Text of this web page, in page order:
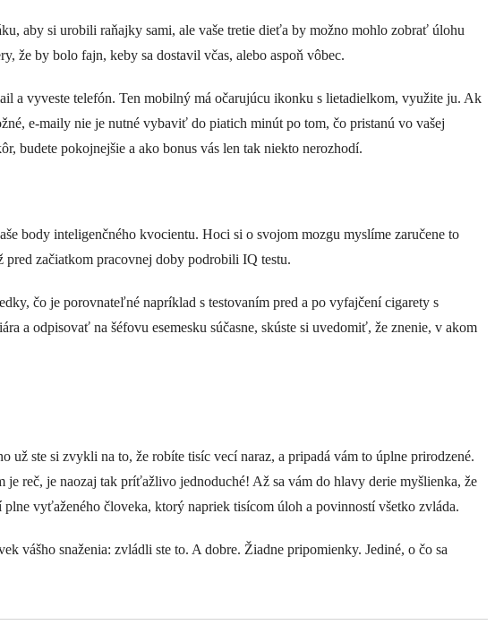
aby si urobili raňajky sami, ale vaše tretie dieťa by možno mohlo zobrať úlohu
že by bolo fajn, keby sa dostavil včas, alebo aspoň vôbec.
a vyveste telefón. Ten mobilný má očarujúcu ikonku s lietadielkom, využite ju. Ak
e-maily nie je nutné vybaviť do piatich minút po tom, čo pristanú vo vašej
budete pokojnejšie a ako bonus vás len tak niekto nerozhodí.
body inteligenčného kvocientu. Hoci si o svojom mozgu myslíme zaručene to
pred začiatkom pracovnej doby podrobili IQ testu.
čo je porovnateľné napríklad s testovaním pred a po vyfajčení cigarety s
a odpisovať na šéfovu esemesku súčasne, skúste si uvedomiť, že znenie, v akom
ste si zvykli na to, že robíte tisíc vecí naraz, a pripadá vám to úplne prirodzené.
reč, je naozaj tak príťažlivo jednoduché! Až sa vám do hlavy derie myšlienka, že
vyťaženého človeka, ktorý napriek tisícom úloh a povinností všetko zvláda.
vášho snaženia: zvládli ste to. A dobre. Žiadne pripomienky. Jediné, o čo sa